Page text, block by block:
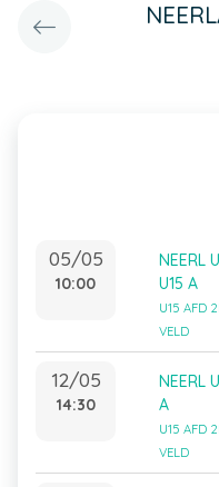
05/05
10:00
NEERL
U15 A
U15 AFD
VELD
12/05
14:30
NEERL
A
U15 AFD
VELD